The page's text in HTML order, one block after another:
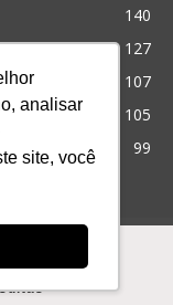
analisar
site, você
140
127
107
105
99